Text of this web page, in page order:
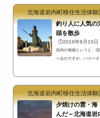
で、走るたびにタイム
の出前に到着するため
ず...
北海道岩内町移住生活体験
釣り人に人気の
頭を散歩
🕒️2019年8月10日
岩内の海側というと、
べるのですが、バスー
（笑）後日撮りなおし
ンチがあるのでそれと
大きなア...
北海道岩内町移住生活体験
夕焼けの雲・海
んだ～北海道岩